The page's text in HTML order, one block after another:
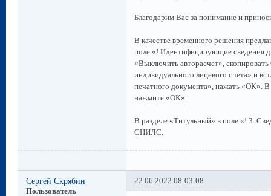
Благодарим Вас за понимание и
В качестве временного решения
поле «! Идентифицирующие сведения
«Выключить авторасчет»,
индивидуального лицевого счета» и
печатного документа», нажать «ОК». В
нажмите «ОК».
В разделе «Титульный» в поле «! 3.
СНИЛС.
Сергей Скрябин
Пользователь
22.06.2022 08:03:08